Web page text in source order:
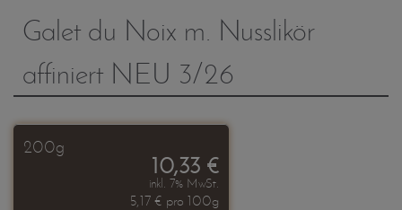
Galet du Noix m. Nusslikör
affiniert NEU 3/26
200g
10,33 €
inkl. 7% MwSt.
5,17 € pro 100g